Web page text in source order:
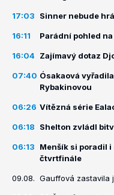
17:03 Sinner nebude
16:11 Parádní pohled
16:04 Zajímavý dotaz
07:40 Ósakaová
Rybakinovou
06:26 Vítězná série
06:18 Shelton zvládl
06:13
Menšík si poradil i
čtvrtfinále
09.08. Gauffová zastavila